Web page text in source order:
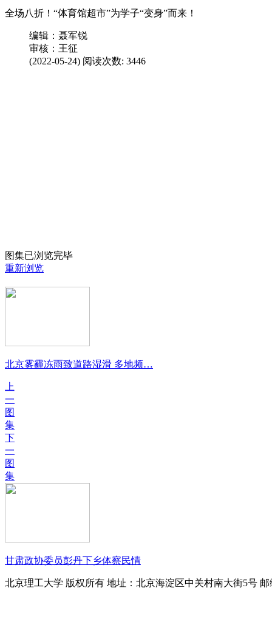
全场八折！“体育馆超市”为学子“变身”而来！
编辑：聂军锐
审核：王征
(2022-05-24) 阅读次数: 3446
图集已浏览完毕
重新浏览
北京雾霾冻雨致道路湿滑 多地频…
上
一
图
集
下
一
图
集
甘肃政协委员彭丹下乡体察民情
北京理工大学 版权所有 地址：北京海淀区中关村南大街5号 邮